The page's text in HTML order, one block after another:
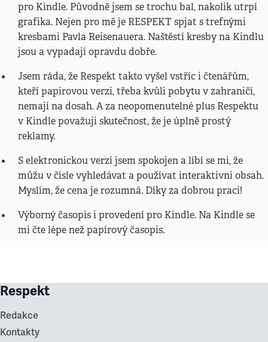
pro Kindle. Původně jsem se trochu bal, nakolik utrpí
grafika. Nejen pro mě je RESPEKT spjat s trefnými
kresbami Pavla Reisenauera. Naštěstí kresby na Kindlu
jsou a vypadají opravdu dobře.
Jsem ráda, že Respekt takto vyšel vstříc i čtenářům,
kteří papirovou verzi, třeba kvůli pobytu v zahraničí,
nemají na dosah. A za neopomenutelné plus Respektu
v Kindle považuji skutečnost, že je úplně prostý
reklamy.
S elektronickou verzí jsem spokojen a líbí se mi, že
můžu v čísle vyhledávat a používat interaktivni obsah.
Myslím, že cena je rozumná. Díky za dobrou praci!
Výborný časopis i provedení pro Kindle. Na Kindle se
mi čte lépe než papírový časopis.
Respekt
Redakce
Kontakty